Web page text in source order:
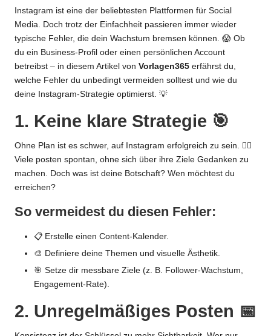
Instagram ist eine der beliebtesten Plattformen für Social
Media. Doch trotz der Einfachheit passieren immer wieder
typische Fehler, die dein Wachstum bremsen können. 😱 Ob
du ein Business-Profil oder einen persönlichen Account
betreibst – in diesem Artikel von Vorlagen365 erfährst du,
welche Fehler du unbedingt vermeiden solltest und wie du
deine Instagram-Strategie optimierst. 💡
1. Keine klare Strategie 🎯
Ohne Plan ist es schwer, auf Instagram erfolgreich zu sein. 🚶‍♂️
Viele posten spontan, ohne sich über ihre Ziele Gedanken zu
machen. Doch was ist deine Botschaft? Wen möchtest du
erreichen?
So vermeidest du diesen Fehler:
📋 Erstelle einen Content-Kalender.
🎨 Definiere deine Themen und visuelle Ästhetik.
🎯 Setze dir messbare Ziele (z. B. Follower-Wachstum,
Engagement-Rate).
2. Unregelmäßiges Posten 📅